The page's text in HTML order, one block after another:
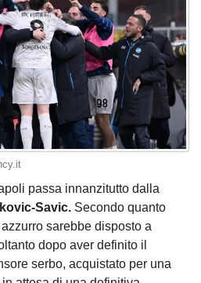
passa innanzitutto dalla
Savic. Secondo quanto
sarebbe disposto a
dopo aver definito il
serbo, acquistato per una